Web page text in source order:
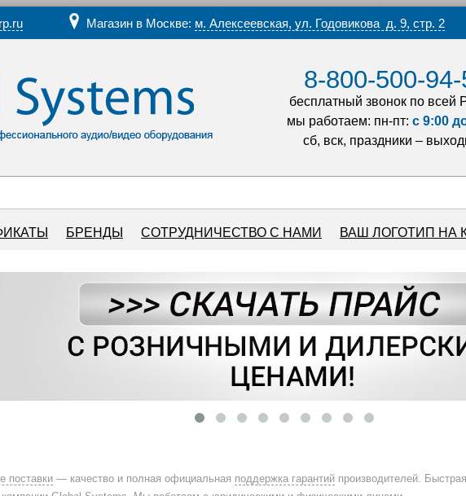
Магазин в Москве: м. Алексеевская, ул. Годовикова д. 9, стр. 2
8-800-500-
бесплатный звонок по всей
мы работаем: пн-пт: с 9:00
сб, вск, праздники –
БРЕНДЫ СОТРУДНИЧЕСТВО С НАМИ ВАШ ЛОГОТИП НА
поставки — качество и полная официальная поддержка гарантий производителей.